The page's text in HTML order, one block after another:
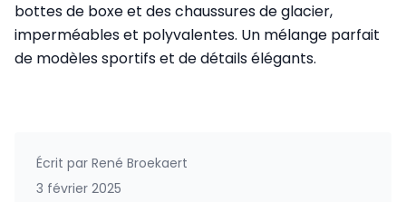
bottes de boxe et des chaussures de glacier,
imperméables et polyvalentes. Un mélange parfait
de modèles sportifs et de détails élégants.
Écrit par René Broekaert
3 février 2025